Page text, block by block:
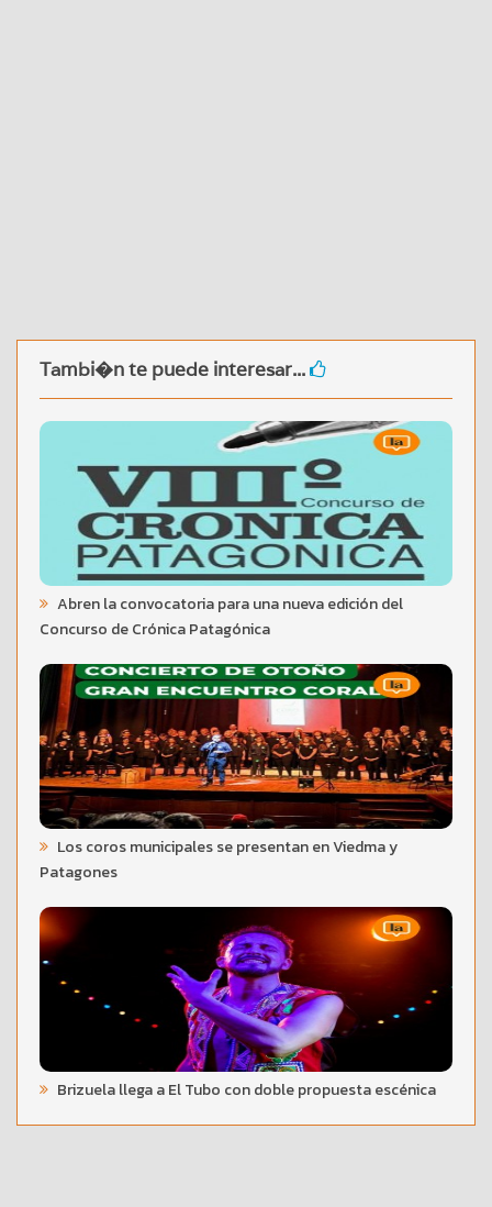
Tambi�n te puede interesar...
Abren la convocatoria para una nueva edición del
Concurso de Crónica Patagónica
Los coros municipales se presentan en Viedma y
Patagones
Brizuela llega a El Tubo con doble propuesta escénica